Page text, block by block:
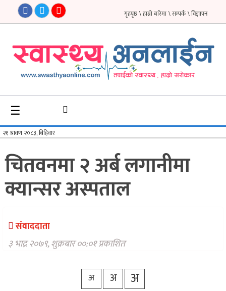
गृहपृष्ठ
समाचार
फिचर
अन्तर्वार्ता
विचार
ब्लग
वैकल्पिक
चिकित्सा
\ विज्ञापन
\ सम्पर्क
\ हाम्रो बारेमा
गृहपृष्ठ
☰
चितवनमा २ अर्ब लगानीमा
क्यान्सर अस्पताल
संवाददाता
३ भाद्र २०७९, शुक्रबार ००:०१ प्रकाशित
अ अ अ